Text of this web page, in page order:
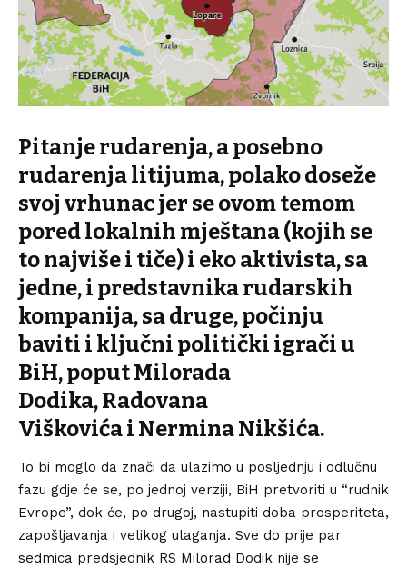
Pitanje rudarenja, a posebno
rudarenja litijuma, polako doseže
svoj vrhunac jer se ovom temom
pored lokalnih mještana (kojih se
to najviše i tiče) i eko aktivista, sa
jedne, i predstavnika rudarskih
kompanija, sa druge, počinju
baviti i ključni politički igrači u
BiH, poputMilorada
Dodika,Radovana
Viškovićai Nermina Nikšića.
To bi moglo da znači da ulazimo u posljednju i odlučnu
fazu gdje će se, po jednoj verziji, BiH pretvoriti u “rudnik
Evrope”, dok će, po drugoj, nastupiti doba prosperiteta,
zapošljavanja i velikog ulaganja. Sve do prije par
sedmica predsjednik RS Milorad Dodik nije se